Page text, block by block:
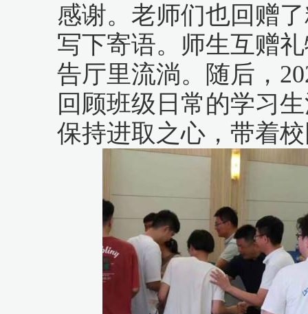
感谢。老师们也回赠
写下寄语。师生互赠
告厅里流淌。随后，
回顾班级日常的学习
保持进取之心，带着